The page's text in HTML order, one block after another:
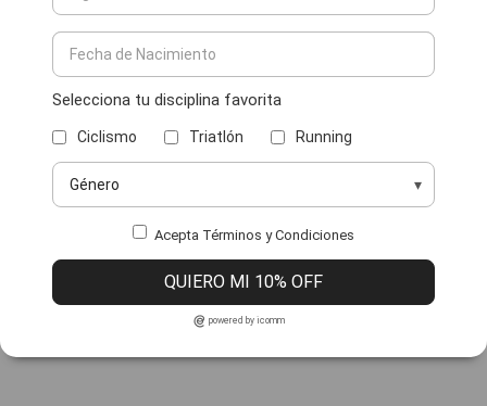
Selecciona tu disciplina favorita
Ciclismo Triatlón Running
Acepta Términos y Condiciones
QUIERO MI 10% OFF
powered by icomm